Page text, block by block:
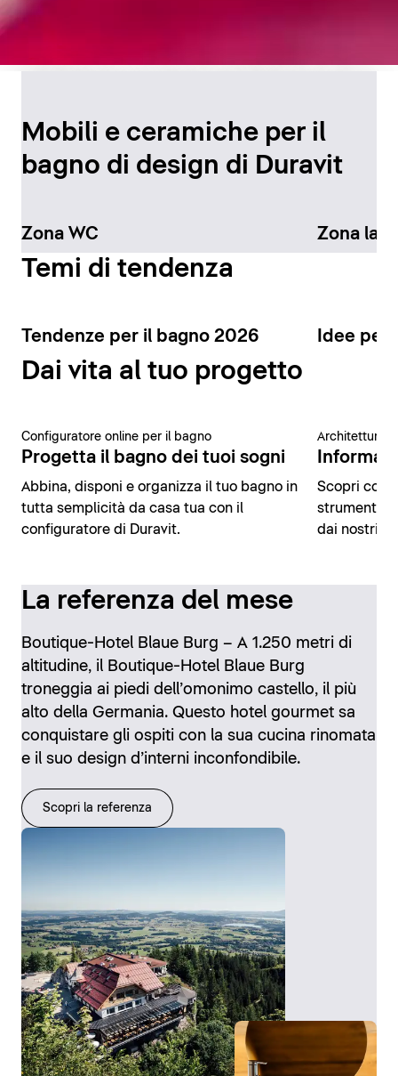
il bagno
Scopri di più
Mobili e ceramiche per il
bagno di design di Duravit
Zona WC Zona
Temi di tendenza
Tendenze per il bagno 2026 Idee per
Dai vita al tuo progetto
Configuratore online per il bagno
Progetta il bagno dei tuoi sogni
Abbina, disponi e organizza il tuo bagno in
tutta semplicità da casa tua con il
configuratore di Duravit.
Architettura
Scopri
strumenti
dai nostri
La referenza del mese
Boutique-Hotel Blaue Burg – A 1.250 metri di
altitudine, il Boutique-Hotel Blaue Burg
troneggia ai piedi dell’omonimo castello, il più
alto della Germania. Questo hotel gourmet sa
conquistare gli ospiti con la sua cucina rinomata
e il suo design d’interni inconfondibile.
Scopri la referenza